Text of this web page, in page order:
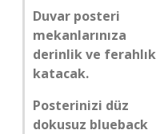
Duvar posteri
mekanlarınıza
derinlik ve ferahlık
katacak.
Posterinizi düz
dokusuz blueback